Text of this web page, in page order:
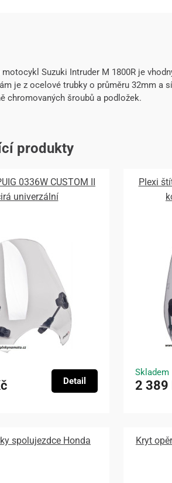
motocykl Suzuki Intruder M 1800R je
je z ocelové trubky o průměru 32mm a
chromovaných šroubů a podložek.
produkty
0336W CUSTOM II
univerzální
Detail
Plexi
Skladem
2 389
spolujezdce Honda Kryt